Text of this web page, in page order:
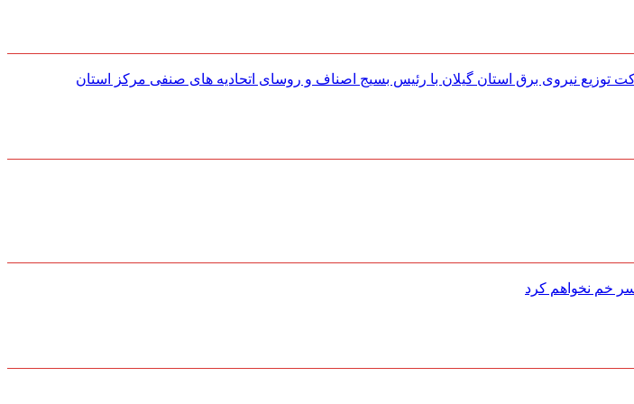
نیروی برق استان گیلان با رئیس بسیج اصناف و روسای اتحادیه های صنفی مركز استان
خم نخواهم کرد